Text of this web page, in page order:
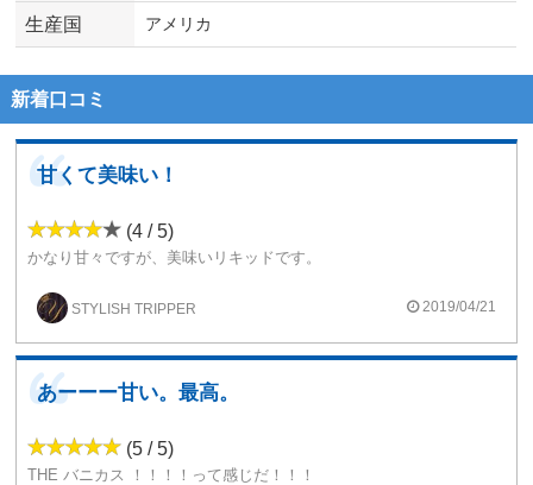
生産国 アメリカ
新着口コミ
甘くて美味い！
(4 / 5)
かなり甘々ですが、美味いリキッドです。
ただチェーンしているとちょっとくどいですが、また吸いたくなるんですよね。
ストレートなバニラカスタードリキッドだと思いますね。
他のリキッドも試してみたいですね。
STYLISH TRIPPER 2019/04/21
あーーー甘い。最高。
(5 / 5)
THE バニカス ！！！！って感じだ！！！